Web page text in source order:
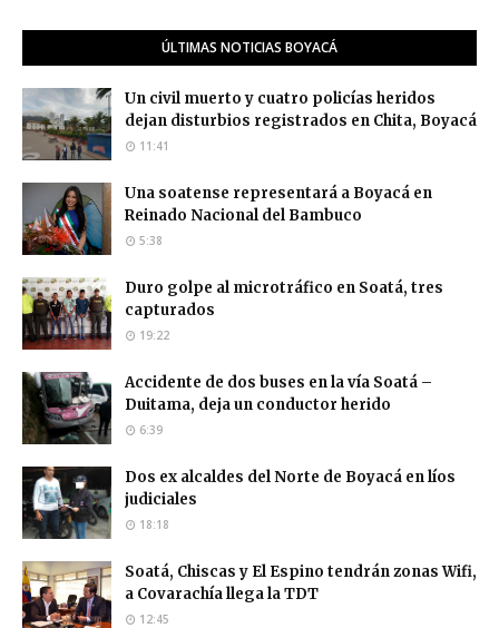
ÚLTIMAS NOTICIAS BOYACÁ
Un civil muerto y cuatro policías heridos
dejan disturbios registrados en Chita, Boyacá
11:41
Una soatense representará a Boyacá en
Reinado Nacional del Bambuco
5:38
Duro golpe al microtráfico en Soatá, tres
capturados
19:22
Accidente de dos buses en la vía Soatá –
Duitama, deja un conductor herido
6:39
Dos ex alcaldes del Norte de Boyacá en líos
judiciales
18:18
Soatá, Chiscas y El Espino tendrán zonas Wifi,
a Covarachía llega la TDT
12:45